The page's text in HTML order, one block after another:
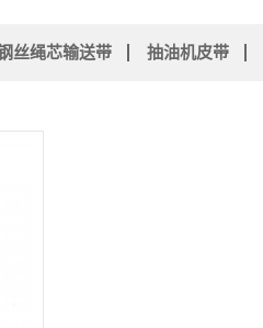
丝绳芯输送带 抽油机皮带